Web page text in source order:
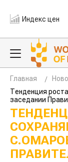
Индекс цен
Главная
Тенденция
заседании